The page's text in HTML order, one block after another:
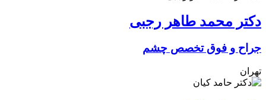
دکتر محمد طاهر رجبی
جراح و فوق تخصص چشم
تهران